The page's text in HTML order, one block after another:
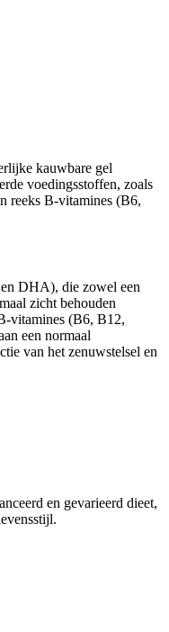
kauwbare gel
voedingsstoffen, zoals
reeks B-vitamines (B6,
DHA), die zowel een
zicht behouden
vitamines (B6, B12,
een normaal
van het zenuwstelsel en
en gevarieerd dieet,